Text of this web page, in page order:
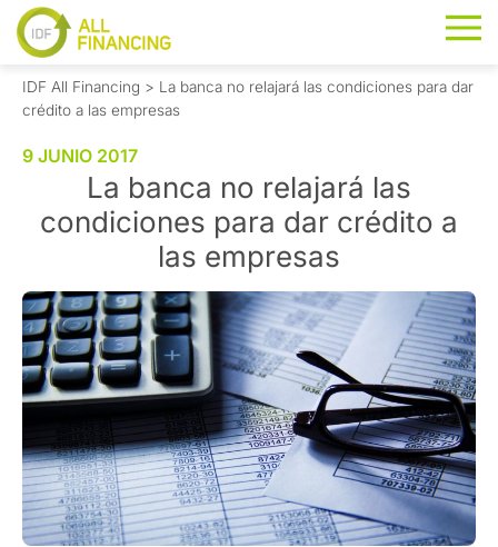
IDF All Financing > La banca no relajará las condiciones para dar
crédito a las empresas
9 JUNIO 2017
La banca no relajará las
condiciones para dar crédito a
las empresas